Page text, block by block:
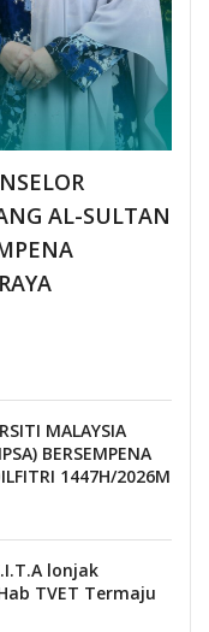
AL-SULTAN
MALAYSIA
BERSEMPENA
1447H/2026M
lonjak
TVET Termaju